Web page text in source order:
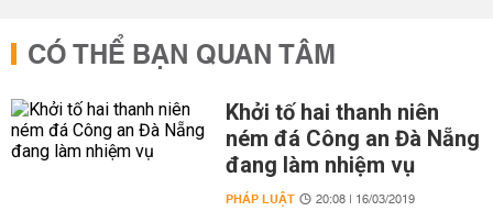
CÓ THỂ BẠN QUAN TÂM
Khởi tố hai thanh niên
ném đá Công an Đà Nẵng
đang làm nhiệm vụ
PHÁP LUẬT 20:08 | 16/03/2019